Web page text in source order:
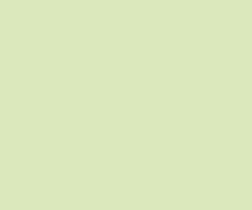
Αειθαλές
καλοκαίρι.Οι